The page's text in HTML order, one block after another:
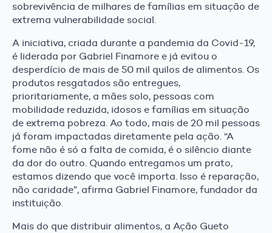
sobrevivência de milhares de famílias em situação de
extrema vulnerabilidade social.
A iniciativa, criada durante a pandemia da Covid-19,
é liderada por Gabriel Finamore e já evitou o
desperdício de mais de 50 mil quilos de alimentos. Os
produtos resgatados são entregues,
prioritariamente, a mães solo, pessoas com
mobilidade reduzida, idosos e famílias em situação
de extrema pobreza. Ao todo, mais de 20 mil pessoas
já foram impactadas diretamente pela ação. “A
fome não é só a falta de comida, é o silêncio diante
da dor do outro. Quando entregamos um prato,
estamos dizendo que você importa. Isso é reparação,
não caridade”, afirma Gabriel Finamore, fundador da
instituição.
Mais do que distribuir alimentos, a Ação Gueto